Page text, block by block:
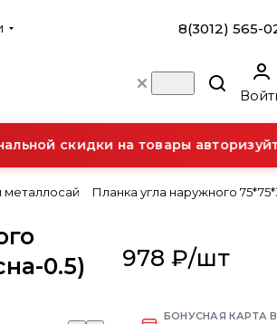
8(3012) 565-
скидки на товары
металлосай Планка угла наружного
0.5)
978 ₽/шт
БОНУСНАЯ КАРТА